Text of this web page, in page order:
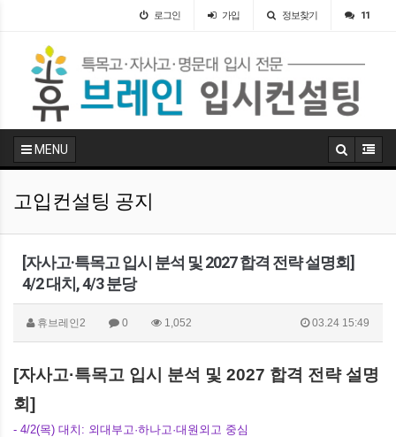
로그인 가입 정보찾기 11
MENU
고입컨설팅 공지
[자사고·특목고 입시 분석 및 2027 합격 전략 설명회]
4/2 대치, 4/3 분당
휴브레인2 0 1,052 03.24 15:49
[자사고·특목고 입시 분석 및 2027 합격 전략 설명
회]
- 4/2(목) 대치: 외대부고·하나고·대원외고 중심